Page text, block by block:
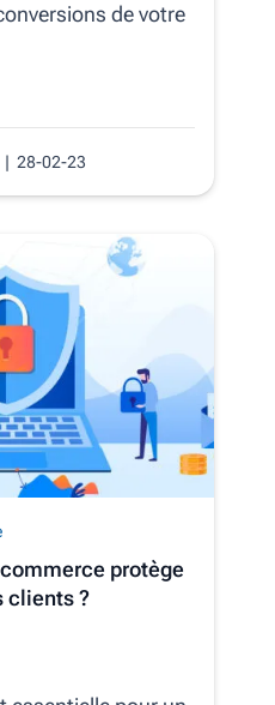
de votre
| 28-02-23
protège
clients ?